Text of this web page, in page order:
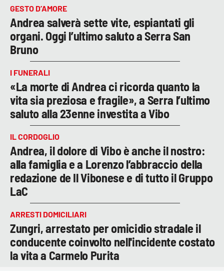
GESTO D’AMORE
Andrea salverà sette vite, espiantati gli
organi. Oggi l’ultimo saluto a Serra San
Bruno
I FUNERALI
«La morte di Andrea ci ricorda quanto la
vita sia preziosa e fragile», a Serra l’ultimo
saluto alla 23enne investita a Vibo
IL CORDOGLIO
Andrea, il dolore di Vibo è anche il nostro:
alla famiglia e a Lorenzo l’abbraccio della
redazione de Il Vibonese e di tutto il Gruppo
LaC
ARRESTI DOMICILIARI
Zungri, arrestato per omicidio stradale il
conducente coinvolto nell'incidente costato
la vita a Carmelo Purita